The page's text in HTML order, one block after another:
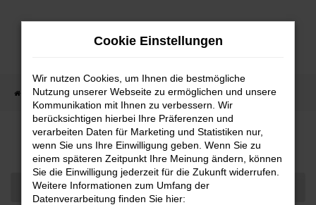
Zum
Startseite Fahrzeugangebote Fahrzeugbestand
FAHRZEUGBESTAND
Cookie Einstellungen
Wir nutzen Cookies, um Ihnen die bestmögliche
Nutzung unserer Webseite zu ermöglichen und unsere
Kommunikation mit Ihnen zu verbessern. Wir
berücksichtigen hierbei Ihre Präferenzen und
verarbeiten Daten für Marketing und Statistiken nur,
wenn Sie uns Ihre Einwilligung geben. Wenn Sie zu
einem späteren Zeitpunkt Ihre Meinung ändern, können
Sie die Einwilligung jederzeit für die Zukunft widerrufen.
Weitere Informationen zum Umfang der
Datenverarbeitung finden Sie hier: